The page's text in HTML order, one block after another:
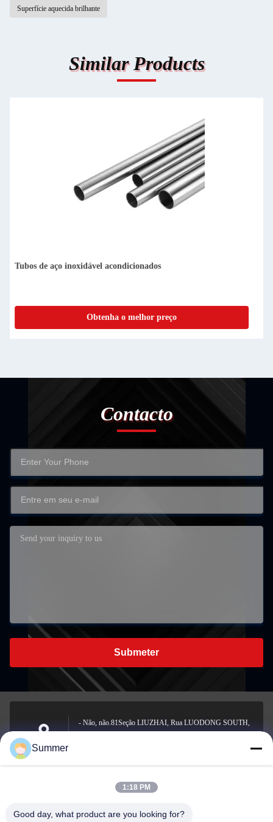
Superfície aquecida brilhante
Similar Products
6m de aço inoxidável a frio ASTM A249 ASTM A269 Tubos de
Obtenha o melhor preço
Contacto
Submeter
Endereço
- Não, não.81Seção LIUZHAI, Rua LUODONG SOUTH,
E-mail
sale2@zhejiangyuhao.com
Summer
1:18 PM
Good day, what product are you looking for?